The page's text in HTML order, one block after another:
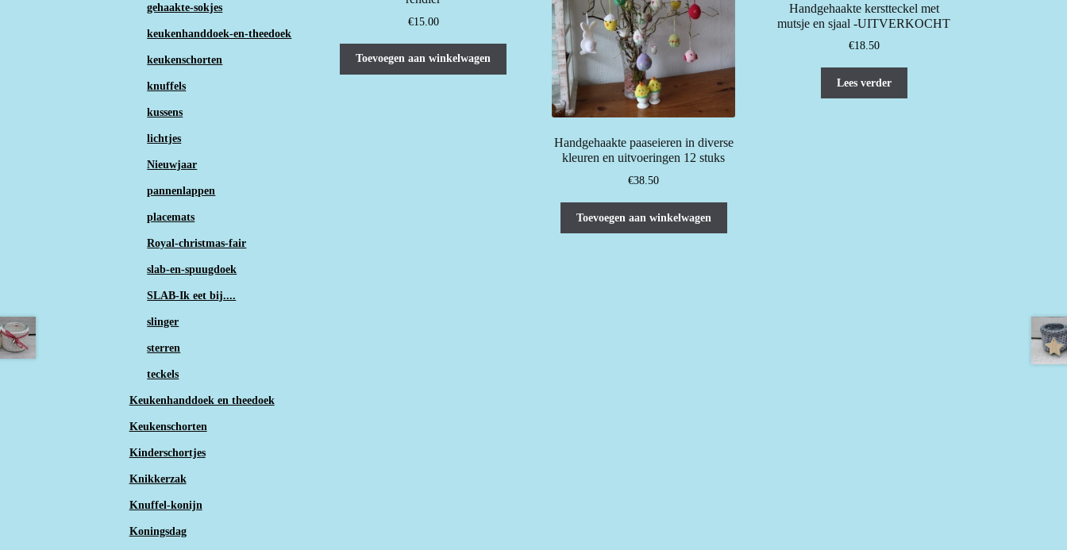
€15.00
Toevoegen aan winkelwagen
Handgehaakte paaseieren in diverse
kleuren en uitvoeringen 12 stuks
€38.50
Toevoegen aan winkelwagen
Handgehaakte kerstteckel met
mutsje en sjaal -UITVERKOCHT
€18.50
Lees verder
gehaakte-sokjes
keukenhanddoek-en-theedoek
keukenschorten
knuffels
kussens
lichtjes
Nieuwjaar
pannenlappen
placemats
Royal-christmas-fair
slab-en-spuugdoek
SLAB-Ik eet bij....
slinger
sterren
teckels
Keukenhanddoek en theedoek
Keukenschorten
Kinderschortjes
Knikkerzak
Knuffel-konijn
Koningsdag